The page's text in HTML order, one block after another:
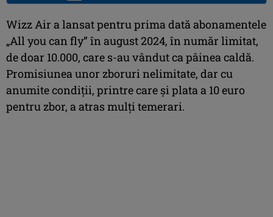
Wizz Air a lansat pentru prima dată abonamentele
„All you can fly” în august 2024, în număr limitat,
de doar 10.000, care s-au vândut ca pâinea caldă.
Promisiunea unor zboruri nelimitate, dar cu
anumite condiții, printre care și plata a 10 euro
pentru zbor, a atras mulți temerari.